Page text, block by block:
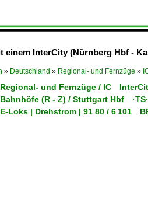
einem InterCity (Nürnberg Hbf -
» Deutschland » Regional- und Fernzüge »
und Fernzüge / IC
(R - Z) / Stuttgart Hbf ·TS·
Loks | Drehstrom | 91 80 / 6 101